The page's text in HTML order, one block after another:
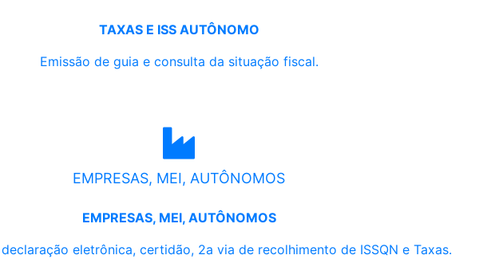
TAXAS E ISS AUTÔNOMO
Emissão de guia e consulta da situação fiscal.
EMPRESAS, MEI, AUTÔNOMOS
EMPRESAS, MEI, AUTÔNOMOS
eletrônica, certidão, 2a via de recolhimento de ISSQN e Taxas.